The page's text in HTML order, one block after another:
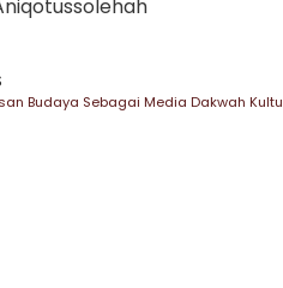
Budaya Sebagai Media Dakwah